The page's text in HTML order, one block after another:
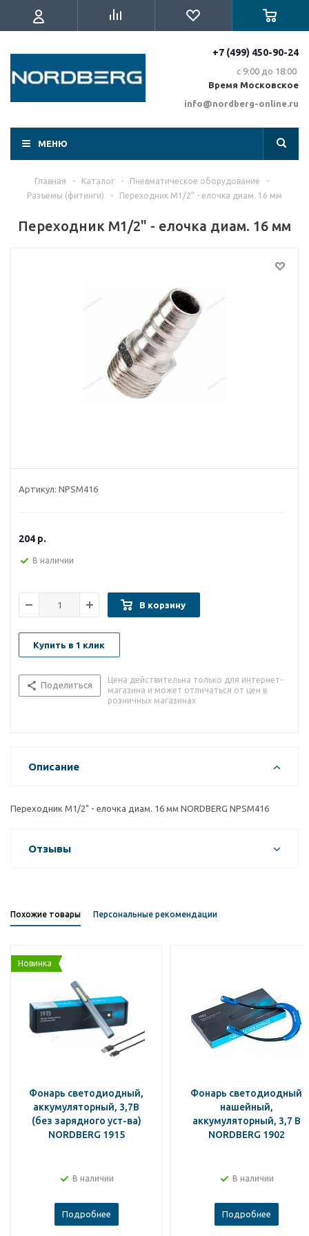
+7 (499) 450-90-24
с 9:00 до 18:00
Время Московское
info@nordberg-online.ru
МЕНЮ
Главная - Каталог - Пневматическое оборудование
-
Разъемы (фитинги)
- Переходник M1/2" - елочка диам. 16 мм
Переходник M1/2" - елочка диам. 16 мм
Артикул: NPSM416
204 р.
В наличии
В корзину
Купить в 1 клик
Поделиться
Цена действительна только для интернет-
магазина и может отличаться от цен в
розничных магазинах
Описание
Переходник M1/2" - елочка диам. 16 мм NORDBERG NPSM416
Отзывы
Похожие товары Персональные рекомендации
Новинка
Фонарь светодиодный,
аккумуляторный, 3,7В
(без зарядного уст-ва)
NORDBERG 1915
В наличии
Подробнее
Фонарь светодиодный
нашейный,
аккумуляторный, 3,7 В
NORDBERG 1902
В наличии
Подробнее